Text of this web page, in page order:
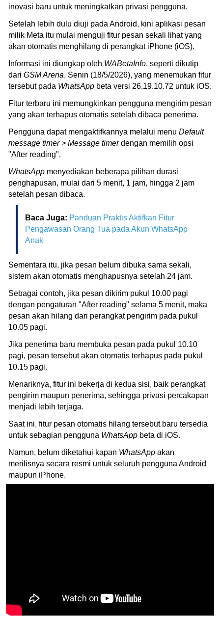
inovasi baru untuk meningkatkan privasi pengguna.
Setelah lebih dulu diuji pada Android, kini aplikasi pesan
milik Meta itu mulai menguji fitur pesan sekali lihat yang
akan otomatis menghilang di perangkat iPhone (iOS).
Informasi ini diungkap oleh WABetaInfo, seperti dikutip
dari GSM Arena, Senin (18/5/2026), yang menemukan fitur
tersebut pada WhatsApp beta versi 26.19.10.72 untuk iOS.
Fitur terbaru ini memungkinkan pengguna mengirim pesan
yang akan terhapus otomatis setelah dibaca penerima.
Pengguna dapat mengaktifkannya melalui menu Default
message timer> Message timerdengan memilih opsi
"After reading".
WhatsApp menyediakan beberapa pilihan durasi
penghapusan, mulai dari 5 menit, 1 jam, hingga 2 jam
setelah pesan dibaca.
Baca Juga: Panduan Praktis Aktifkan Fitur
Pengawasan Orang Tua pada Akun WhatsApp
Anak
Sementara itu, jika pesan belum dibuka sama sekali,
sistem akan otomatis menghapusnya setelah 24 jam.
Sebagai contoh, jika pesan dikirim pukul 10.00 pagi
dengan pengaturan "After reading" selama 5 menit, maka
pesan akan hilang dari perangkat pengirim pada pukul
10.05 pagi.
Jika penerima baru membuka pesan pada pukul 10.10
pagi, pesan tersebut akan otomatis terhapus pada pukul
10.15 pagi.
Menariknya, fitur ini bekerja di kedua sisi, baik perangkat
pengirim maupun penerima, sehingga privasi percakapan
menjadi lebih terjaga.
Saat ini, fitur pesan otomatis hilang tersebut baru tersedia
untuk sebagian pengguna WhatsApp beta di iOS.
Namun, belum diketahui kapan WhatsApp akan
merilisnya secara resmi untuk seluruh pengguna Android
maupun iPhone.